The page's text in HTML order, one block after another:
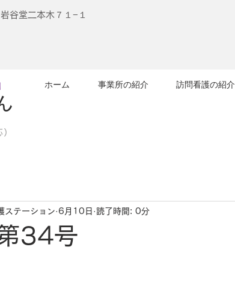
堂二本木７１−１
ホーム 事業所の紹介 訪問看護の紹介
34号
ステーション 6月10日 読了時間: 0分